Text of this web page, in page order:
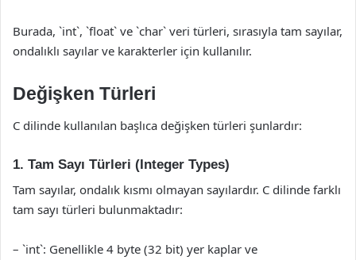
Burada, `int`, `float` ve `char` veri türleri, sırasıyla tam sayılar,
ondalıklı sayılar ve karakterler için kullanılır.
Değişken Türleri
C dilinde kullanılan başlıca değişken türleri şunlardır:
1. Tam Sayı Türleri (Integer Types)
Tam sayılar, ondalık kısmı olmayan sayılardır. C dilinde farklı
tam sayı türleri bulunmaktadır:
– `int`: Genellikle 4 byte (32 bit) yer kaplar ve